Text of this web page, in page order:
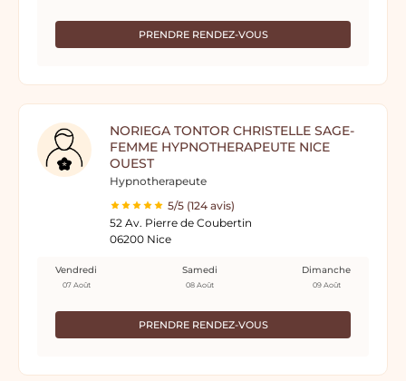
PRENDRE RENDEZ-VOUS
NORIEGA TONTOR CHRISTELLE SAGE-
FEMME HYPNOTHERAPEUTE NICE
OUEST
Hypnotherapeute
5/5 (124 avis)
52 Av. Pierre de Coubertin
06200 Nice
PRENDRE RENDEZ-VOUS
Vendredi
07 Août
Samedi
08 Août
Dimanche
09 Août